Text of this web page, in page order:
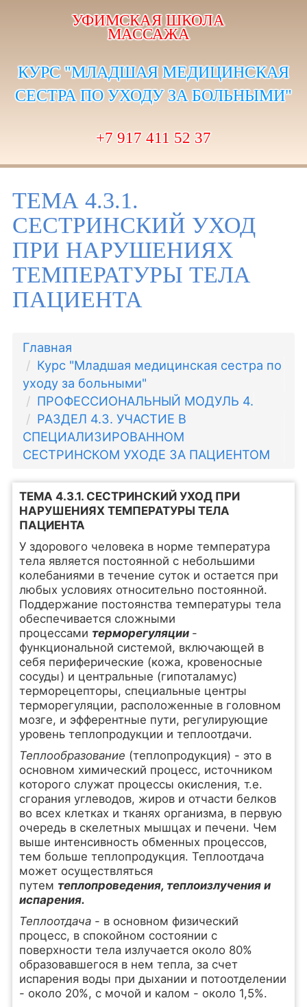
УФИМСКАЯ ШКОЛА
МАССАЖА
КУРС "МЛАДШАЯ МЕДИЦИНСКАЯ
СЕСТРА ПО УХОДУ ЗА БОЛЬНЫМИ"
+7 917 411 52 37
ТЕМА 4.3.1.
СЕСТРИНСКИЙ УХОД
ПРИ НАРУШЕНИЯХ
ТЕМПЕРАТУРЫ ТЕЛА
ПАЦИЕНТА
Главная
Курс "Младшая медицинская сестра по
уходу за больными"
ПРОФЕССИОНАЛЬНЫЙ МОДУЛЬ 4.
РАЗДЕЛ 4.3. УЧАСТИЕ В
СПЕЦИАЛИЗИРОВАННОМ
СЕСТРИНСКОМ УХОДЕ ЗА ПАЦИЕНТОМ
ТЕМА 4.3.1. СЕСТРИНСКИЙ УХОД ПРИ
НАРУШЕНИЯХ ТЕМПЕРАТУРЫ ТЕЛА
ПАЦИЕНТА
У здорового человека в норме температура
тела является постоянной с небольшими
колебаниями в течение суток и остается при
любых условиях относительно постоянной.
Поддержание постоянства температуры тела
обеспечивается сложными
процессами терморегуляции -
функциональной системой, включающей в
себя периферические (кожа, кровеносные
сосуды) и центральные (гипоталамус)
терморецепторы, специальные центры
терморегуляции, расположенные в головном
мозге, и эфферентные пути, регулирующие
уровень теплопродукции и теплоотдачи.
Теплообразование (теплопродукция) - это в
основном химический процесс, источником
которого служат процессы окисления, т.е.
сгорания углеводов, жиров и отчасти белков
во всех клетках и тканях организма, в первую
очередь в скелетных мышцах и печени. Чем
выше интенсивность обменных процессов,
тем больше теплопродукция. Теплоотдача
может осуществляться
путем теплопроведения, теплоизлучения и
испарения.
Теплоотдача - в основном физический
процесс, в спокойном состоянии с
поверхности тела излучается около 80%
образовавшегося в нем тепла, за счет
испарения воды при дыхании и потоотделении
- около 20%, с мочой и калом - около 1,5%.